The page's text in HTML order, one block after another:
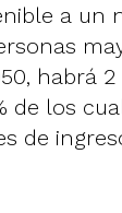
a un
habrá
de los
de